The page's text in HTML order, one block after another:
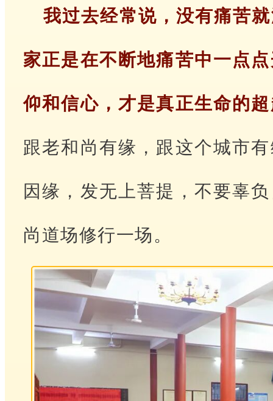
我过去经常说，没有痛苦
家正是在不断地痛苦中一点
仰和信心，才是真正生命的
跟老和尚有缘，跟这个城市
因缘，发无上菩提，不要辜
尚道场修行一场。